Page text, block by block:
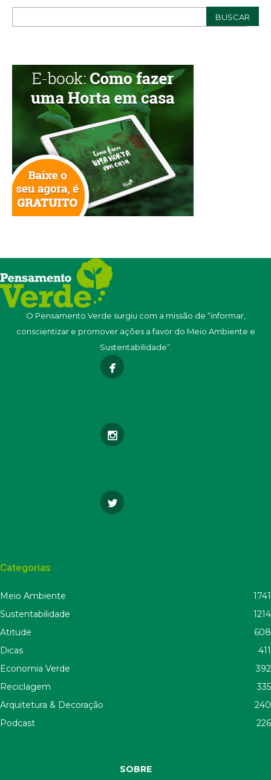
O Pensamento Verde surgiu com a missão de “informar,
conscientizar e promover ações a favor do Meio Ambiente e
Sustentabilidade”.
Categorias
Meio Ambiente
1741
Sustentabilidade
1214
Atitude
608
Dicas
411
Economia Verde
392
Reciclagem
335
Arquitetura & Decoração
240
Podcast
226
SOBRE